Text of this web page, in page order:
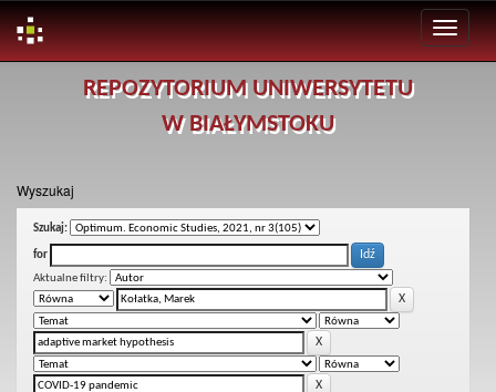
REPOZYTORIUM UNIWERSYTETU
W BIAŁYMSTOKU
Wyszukaj
Szukaj:
for
Aktualne filtry: